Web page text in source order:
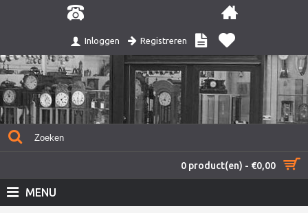
Inloggen Registreren
0 product(en) - €0,00
MENU